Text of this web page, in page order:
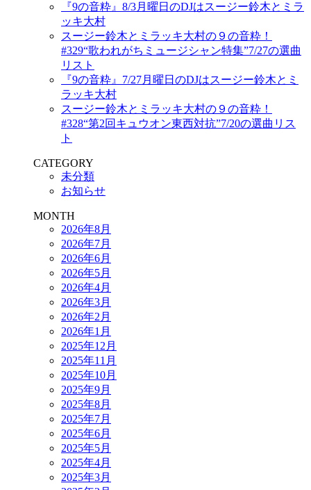
『9の音粋』8/3月曜日のDJはスージー鈴木とミラ
ッキ大村
スージー鈴木とミラッキ大村の９の音粋！
#329“歌われがちミュージシャン特集”7/27の選曲
リスト
『9の音粋』7/27月曜日のDJはスージー鈴木とミ
ラッキ大村
スージー鈴木とミラッキ大村の９の音粋！
#328“第2回キュウオン東西対抗”7/20の選曲リス
ト
CATEGORY
未分類
お知らせ
MONTH
2026年8月
2026年7月
2026年6月
2026年5月
2026年4月
2026年3月
2026年2月
2026年1月
2025年12月
2025年11月
2025年10月
2025年9月
2025年8月
2025年7月
2025年6月
2025年5月
2025年4月
2025年3月